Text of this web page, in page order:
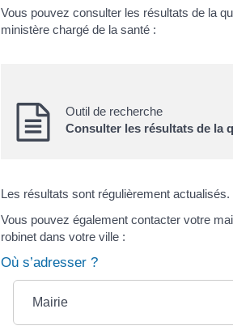
Vous pouvez consulter les résultats de la
ministère chargé de la santé :
Outil de recherche
Consulter les résultats de la
Les résultats sont régulièrement actualisés.
Vous pouvez également contacter votre
robinet dans votre ville :
Où s’adresser ?
Mairie